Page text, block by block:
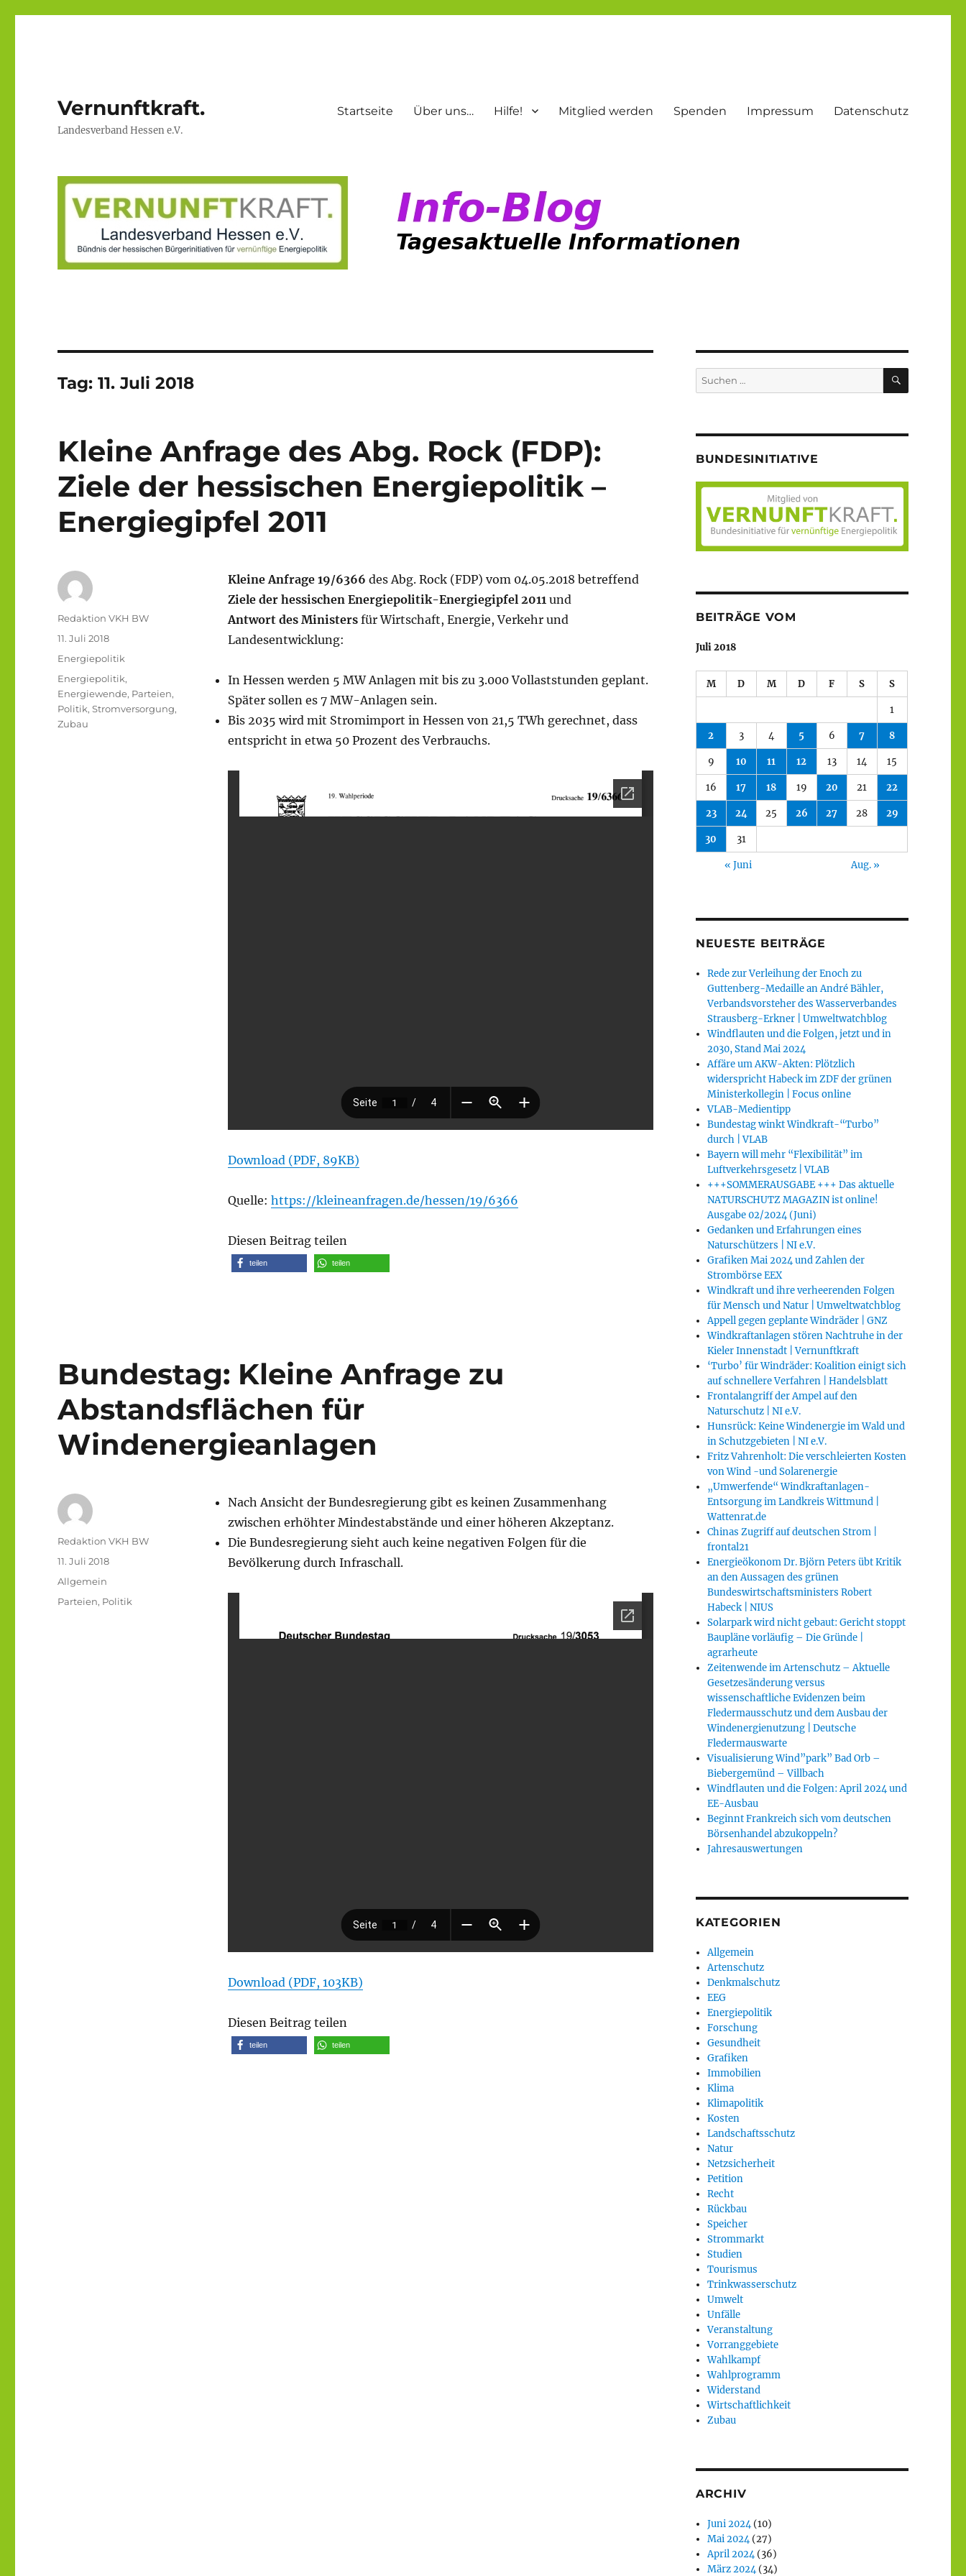
Vernunftkraft.
Landesverband Hessen e.V.
Startseite Über uns… Hilfe! Mitglied werden Spenden Impressum Datenschutz
Tag:11. Juli 2018
Kleine Anfrage des Abg. Rock (FDP):
Ziele der hessischen Energiepolitik –
Energiegipfel 2011
Kleine Anfrage 19/6366 des Abg. Rock (FDP) vom 04.05.2018 betreffend
Ziele der hessischen Energiepolitik-Energiegipfel 2011 und
Antwort des Ministersfür Wirtschaft, Energie, Verkehr und
Landesentwicklung:
In Hessen werden 5 MW Anlagen mit bis zu 3.000 Vollaststunden geplant.
Später sollen es 7 MW-Anlagen sein.
Bis 2035 wird mit Stromimport in Hessen von 21,5 TWh gerechnet, dass
entspricht in etwa 50 Prozent des Verbrauchs.
Download (PDF, 89KB)
Quelle: https://kleineanfragen.de/hessen/19/6366
Diesen Beitrag teilen
teilen teilen
Autor
Redaktion VKH BW
Veröffentlicht
11. Juli 2018
Kategorien
Energiepolitik
Schlagwörter
Energiepolitik,
Energiewende, Parteien,
Politik,Stromversorgung,
Zubau
Bundestag: Kleine Anfrage zu
Abstandsflächen für
Windenergieanlagen
Nach Ansicht der Bundesregierung gibt es keinen Zusammenhang
zwischen erhöhter Mindestabstände und einer höheren Akzeptanz.
Die Bundesregierung sieht auch keine negativen Folgen für die
Bevölkerung durch Infraschall.
Download (PDF, 103KB)
Diesen Beitrag teilen
teilen teilen
Autor
Redaktion VKH BW
Veröffentlicht
am
11. Juli 2018
Kategorien
Allgemein
Schlagwörter
Parteien, Politik
Suche
nach:
SUCHEN
BUNDESINITIATIVE
BEITRÄGE VOM
Juli 2018
M D M D F S S
1
2 3 4 5 6 7 8
9 10 11 12 13 14 15
16 17 18 19 20 21 22
23 24 25 26 27 28 29
30 31
« Juni Aug. »
NEUESTE BEITRÄGE
Rede zur Verleihung der Enoch zu
Guttenberg-Medaille an André Bähler,
Verbandsvorsteher des Wasserverbandes
Strausberg-Erkner | Umweltwatchblog
Windflauten und die Folgen, jetzt und in
2030, Stand Mai 2024
Affäre um AKW-Akten: Plötzlich
widerspricht Habeck im ZDF der grünen
Ministerkollegin | Focus online
VLAB-Medientipp
Bundestag winkt Windkraft-“Turbo”
durch | VLAB
Bayern will mehr “Flexibilität” im
Luftverkehrsgesetz | VLAB
+++SOMMERAUSGABE +++ Das aktuelle
NATURSCHUTZ MAGAZIN ist online!
Ausgabe 02/2024 (Juni)
Gedanken und Erfahrungen eines
Naturschützers | NI e.V.
Grafiken Mai 2024 und Zahlen der
Strombörse EEX
Windkraft und ihre verheerenden Folgen
für Mensch und Natur | Umweltwatchblog
Appell gegen geplante Windräder | GNZ
Windkraftanlagen stören Nachtruhe in der
Kieler Innenstadt | Vernunftkraft
‘Turbo’ für Windräder: Koalition einigt sich
auf schnellere Verfahren | Handelsblatt
Frontalangriff der Ampel auf den
Naturschutz | NI e.V.
Hunsrück: Keine Windenergie im Wald und
in Schutzgebieten | NI e.V.
Fritz Vahrenholt: Die verschleierten Kosten
von Wind -und Solarenergie
„Umwerfende“ Windkraftanlagen-
Entsorgung im Landkreis Wittmund |
Wattenrat.de
Chinas Zugriff auf deutschen Strom |
frontal21
Energieökonom Dr. Björn Peters übt Kritik
an den Aussagen des grünen
Bundeswirtschaftsministers Robert
Habeck | NIUS
Solarpark wird nicht gebaut: Gericht stoppt
Baupläne vorläufig – Die Gründe |
agrarheute
Zeitenwende im Artenschutz – Aktuelle
Gesetzesänderung versus
wissenschaftliche Evidenzen beim
Fledermausschutz und dem Ausbau der
Windenergienutzung | Deutsche
Fledermauswarte
Visualisierung Wind”park” Bad Orb –
Biebergemünd – Villbach
Windflauten und die Folgen: April 2024 und
EE-Ausbau
Beginnt Frankreich sich vom deutschen
Börsenhandel abzukoppeln?
Jahresauswertungen
KATEGORIEN
Allgemein
Artenschutz
Denkmalschutz
EEG
Energiepolitik
Forschung
Gesundheit
Grafiken
Immobilien
Klima
Klimapolitik
Kosten
Landschaftsschutz
Natur
Netzsicherheit
Petition
Recht
Rückbau
Speicher
Strommarkt
Studien
Tourismus
Trinkwasserschutz
Umwelt
Unfälle
Veranstaltung
Vorranggebiete
Wahlkampf
Wahlprogramm
Widerstand
Wirtschaftlichkeit
Zubau
ARCHIV
Juni 2024(10)
Mai 2024(27)
April 2024(36)
März 2024(34)